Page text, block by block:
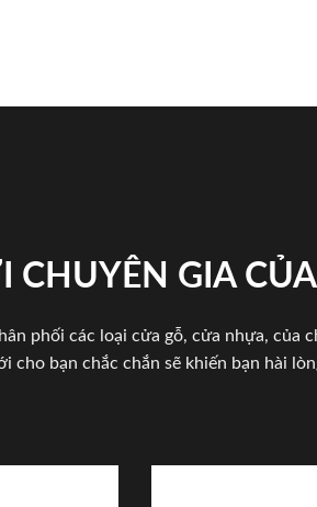
CHUYÊN GIA
phối các loại cửa gỗ, cửa nhựa, của
cho bạn chắc chắn sẽ khiến bạn hài